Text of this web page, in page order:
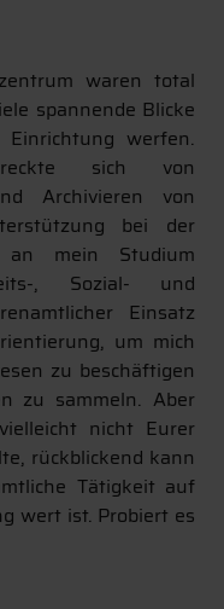
waren total
spannende Blicke
werfen.
sich von
Archivieren von
bei der
an mein Studium
, Sozial- und
Einsatz
um mich
zu beschäftigen
zu sammeln. Aber
nicht Eurer
rückblickend kann
Tätigkeit auf
wert ist. Probiert es